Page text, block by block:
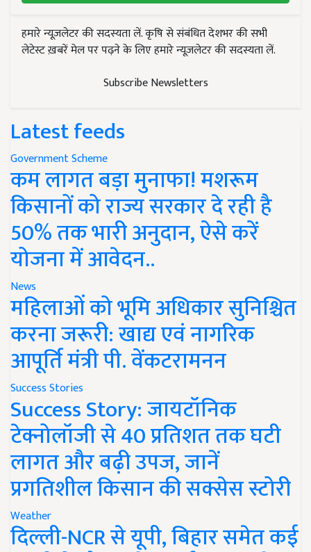
हमारे न्यूज़लेटर की सदस्यता लें. कृषि से संबंधित देशभर की सभी
लेटेस्ट ख़बरें मेल पर पढ़ने के लिए हमारे न्यूज़लेटर की सदस्यता लें.
Subscribe Newsletters
Latest feeds
Government Scheme
कम लागत बड़ा मुनाफा! मशरूम
किसानों को राज्य सरकार दे रही है
50% तक भारी अनुदान, ऐसे करें
योजना में आवेदन..
News
महिलाओं को भूमि अधिकार सुनिश्चित
करना जरूरी: खाद्य एवं नागरिक
आपूर्ति मंत्री पी. वेंकटरामनन
Success Stories
Success Story: जायटॉनिक
टेक्नोलॉजी से 40 प्रतिशत तक घटी
लागत और बढ़ी उपज, जानें
प्रगतिशील किसान की सक्सेस स्टोरी
Weather
दिल्ली-NCR से यूपी, बिहार समेत कई